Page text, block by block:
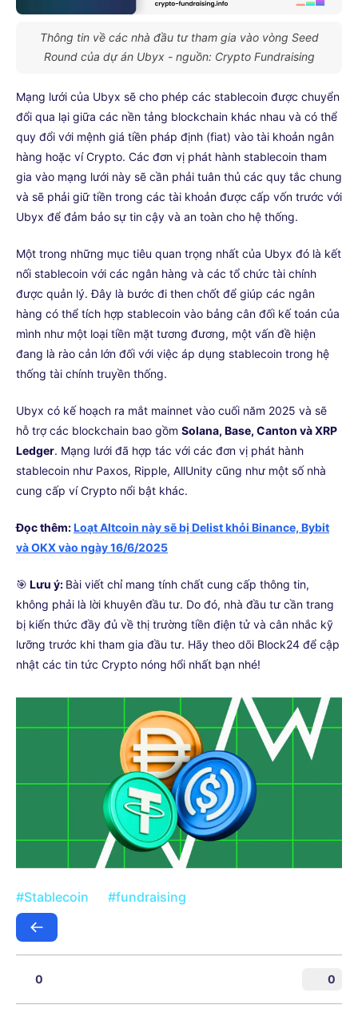
Thông tin về các nhà đầu tư tham gia vào vòng Seed
Round của dự án Ubyx - nguồn: Crypto Fundraising
Mạng lưới của Ubyx sẽ cho phép các stablecoin được chuyển
đổi qua lại giữa các nền tảng blockchain khác nhau và có thể
quy đổi với mệnh giá tiền pháp định (fiat) vào tài khoản ngân
hàng hoặc ví Crypto. Các đơn vị phát hành stablecoin tham
gia vào mạng lưới này sẽ cần phải tuân thủ các quy tắc chung
và sẽ phải giữ tiền trong các tài khoản được cấp vốn trước với
Ubyx để đảm bảo sự tin cậy và an toàn cho hệ thống.
Một trong những mục tiêu quan trọng nhất của Ubyx đó là kết
nối stablecoin với các ngân hàng và các tổ chức tài chính
được quản lý. Đây là bước đi then chốt để giúp các ngân
hàng có thể tích hợp stablecoin vào bảng cân đối kế toán của
mình như một loại tiền mặt tương đương, một vấn đề hiện
đang là rào cản lớn đối với việc áp dụng stablecoin trong hệ
thống tài chính truyền thống.
Ubyx có kế hoạch ra mắt mainnet vào cuối năm 2025 và sẽ
hỗ trợ các blockchain bao gồm Solana, Base, Canton và XRP
Ledger. Mạng lưới đã hợp tác với các đơn vị phát hành
stablecoin như Paxos, Ripple, AllUnity cũng như một số nhà
cung cấp ví Crypto nổi bật khác.
Đọc thêm:Loạt Altcoin này sẽ bị Delist khỏi Binance, Bybit
và OKX vào ngày 16/6/2025
🎯 Lưu ý: Bài viết chỉ mang tính chất cung cấp thông tin,
không phải là lời khuyên đầu tư. Do đó, nhà đầu tư cần trang
bị kiến thức đầy đủ về thị trường tiền điện tử và cân nhắc kỹ
lưỡng trước khi tham gia đầu tư. Hãy theo dõi Block24 để cập
nhật các tin tức Crypto nóng hổi nhất bạn nhé!
#Stablecoin #fundraising
0 0